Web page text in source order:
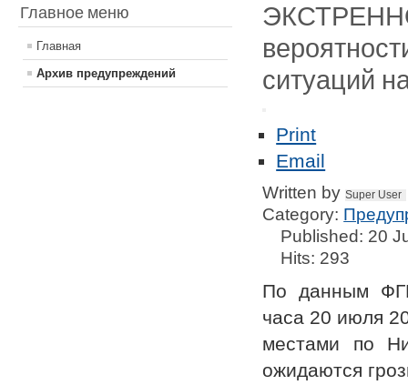
Главное меню
Главная
Архив предупреждений
ситуаций
Print
Email
Written bySuper User
Category:
Published: 20
Hits: 293
По данным
часа 20 июля
местами по
ожидаются